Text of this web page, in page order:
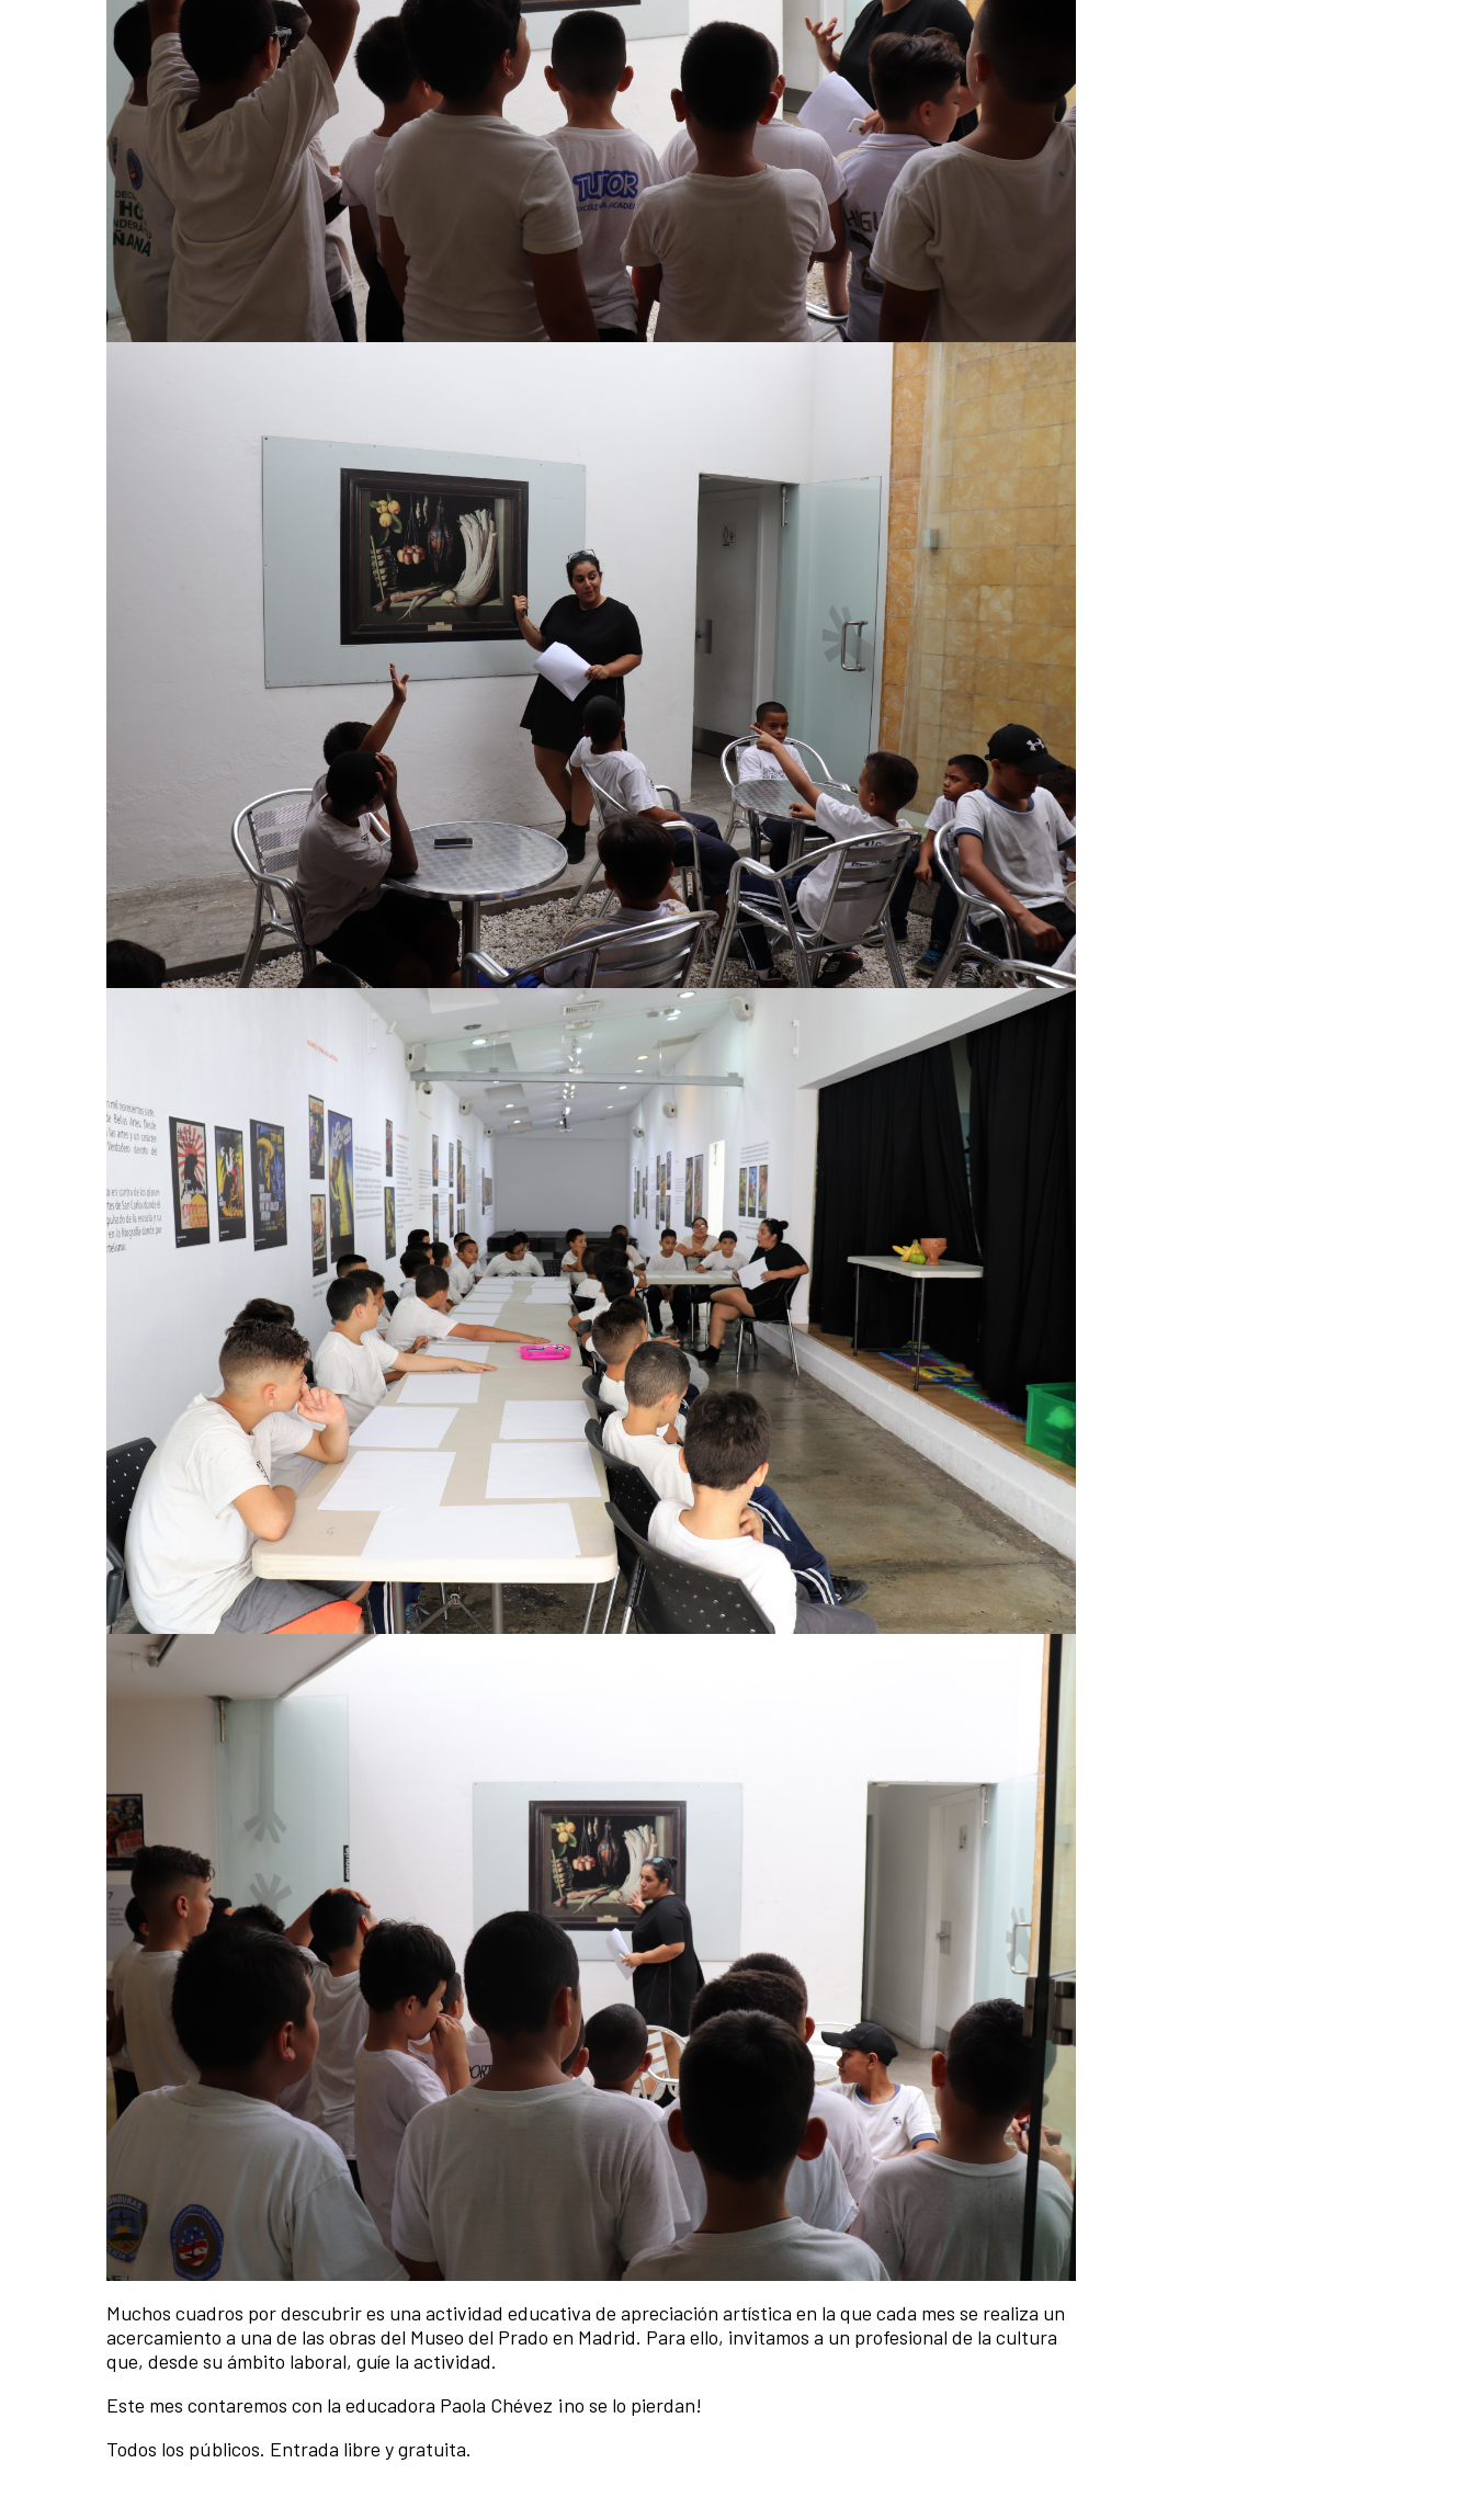
Muchos cuadros por descubrir es una actividad educativa de apreciación artística en la que cada mes se realiza un
acercamiento a una de las obras del Museo del Prado en Madrid. Para ello, invitamos a un profesional de la cultura
que, desde su ámbito laboral, guíe la actividad.
Este mes contaremos con la educadora Paola Chévez ¡no se lo pierdan!
Todos los públicos. Entrada libre y gratuita.